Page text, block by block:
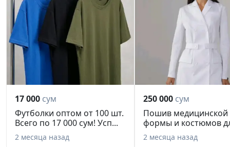
17 000 сум
Футболки оптом от 100 шт.
Всего по 17 000 сум! Усп...
2 месяца назад
250 000 сум
Пошив медицинской
формы и костюмов
бьюти-сферы...
2 месяца назад